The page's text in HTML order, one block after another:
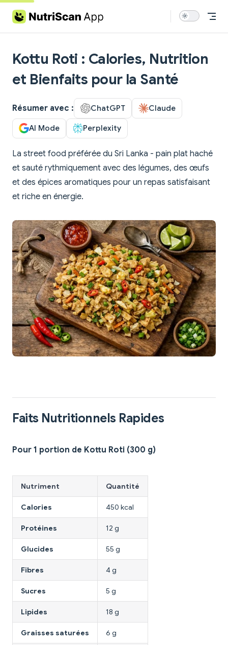
Skip to content
Kottu Roti : Calories, Nutrition
et Bienfaits pour la Santé
Résumer avec : ChatGPT Claude
AI Mode Perplexity
La street food préférée du Sri Lanka - pain plat haché
et sauté rythmiquement avec des légumes, des œufs
et des épices aromatiques pour un repas satisfaisant
et riche en énergie.
Faits Nutritionnels Rapides
Pour 1 portion de Kottu Roti (300 g)
Nutriment Quantité
Calories 450 kcal
Protéines 12 g
Glucides 55 g
Fibres 4 g
Sucres 5 g
Lipides 18 g
Graisses saturées 6 g